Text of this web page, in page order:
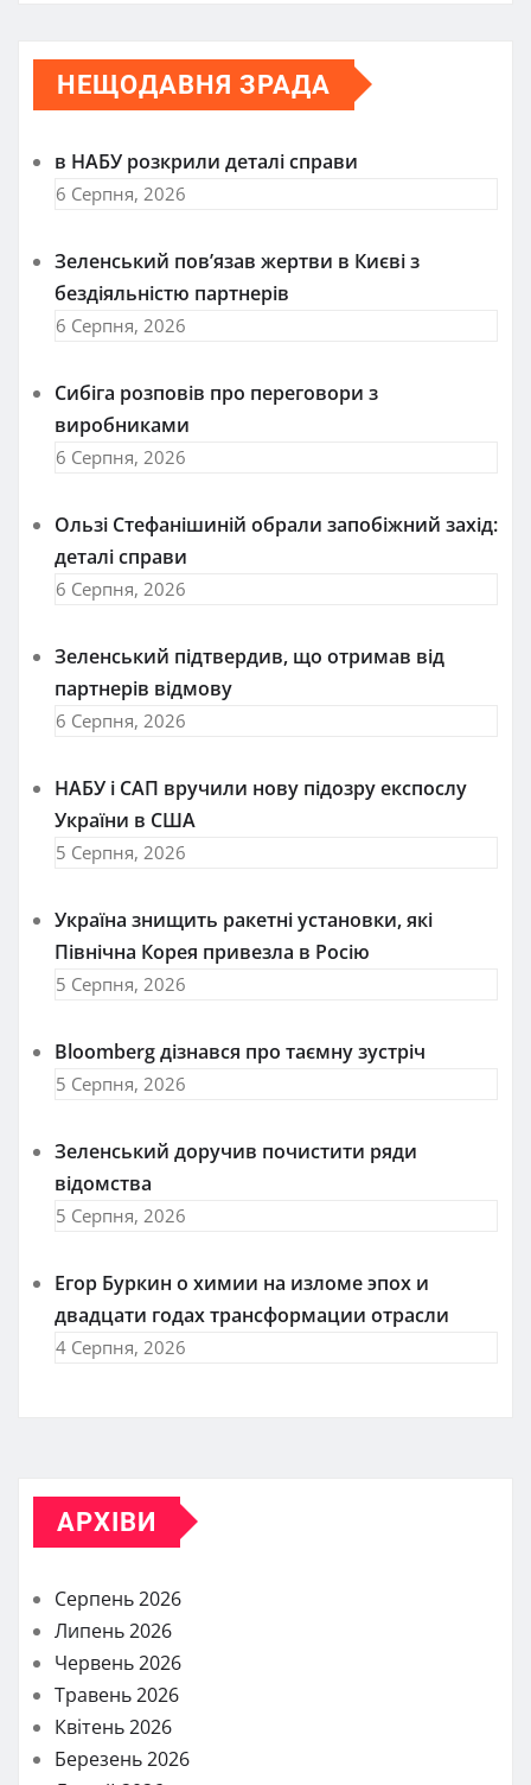
НЕЩОДАВНЯ ЗРАДА
в НАБУ розкрили деталі справи
6 Серпня, 2026
Зеленський пов’язав жертви в Києві з
бездіяльністю партнерів
6 Серпня, 2026
Сибіга розповів про переговори з
виробниками
6 Серпня, 2026
Ользі Стефанішиній обрали запобіжний захід:
деталі справи
6 Серпня, 2026
Зеленський підтвердив, що отримав від
партнерів відмову
6 Серпня, 2026
НАБУ і САП вручили нову підозру експослу
України в США
5 Серпня, 2026
Україна знищить ракетні установки, які
Північна Корея привезла в Росію
5 Серпня, 2026
Bloomberg дізнався про таємну зустріч
5 Серпня, 2026
Зеленський доручив почистити ряди
відомства
5 Серпня, 2026
Егор Буркин о химии на изломе эпох и
двадцати годах трансформации отрасли
4 Серпня, 2026
АРХІВИ
Серпень 2026
Липень 2026
Червень 2026
Травень 2026
Квітень 2026
Березень 2026